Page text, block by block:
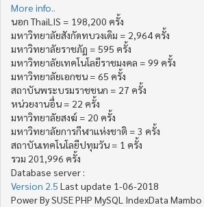
More info..
นอก ThaiLIS = 198,200 ครั้ง
มหาวิทยาลัยสังกัดทบวงเดิม = 2,964 ครั้ง
มหาวิทยาลัยราชภัฏ = 595 ครั้ง
มหาวิทยาลัยเทคโนโลยีราชมงคล = 99 ครั้ง
มหาวิทยาลัยเอกชน = 65 ครั้ง
สถาบันพระบรมราชชนก = 27 ครั้ง
หน่วยงานอื่น = 22 ครั้ง
มหาวิทยาลัยสงฆ์ = 20 ครั้ง
มหาวิทยาลัยการกีฬาแห่งชาติ = 3 ครั้ง
สถาบันเทคโนโลยีปทุมวัน = 1 ครั้ง
รวม 201,996 ครั้ง
Database server :
Version 2.5 Last update 1-06-2018
Power By SUSE PHP MySQL IndexData